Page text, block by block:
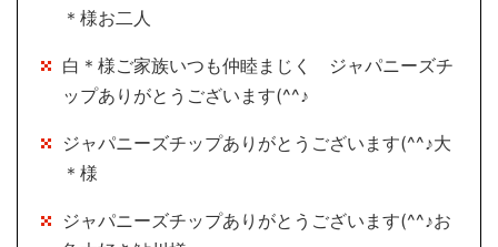
＊様お二人
白＊様ご家族いつも仲睦まじく ジャパニーズチ
ップありがとうございます(^^♪
ジャパニーズチップありがとうございます(^^♪大
＊様
ジャパニーズチップありがとうございます(^^♪お